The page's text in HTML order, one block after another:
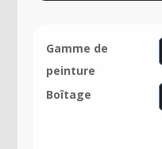
Gamme de
peinture
Boîtage